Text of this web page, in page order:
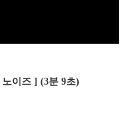
노이즈 ] (3분 9초)